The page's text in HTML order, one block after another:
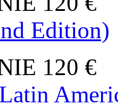
Edition)
120 €